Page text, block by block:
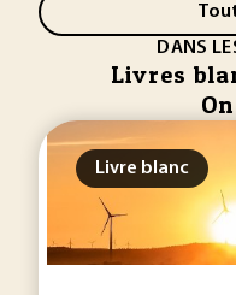
DANS
Livres
Livre blanc